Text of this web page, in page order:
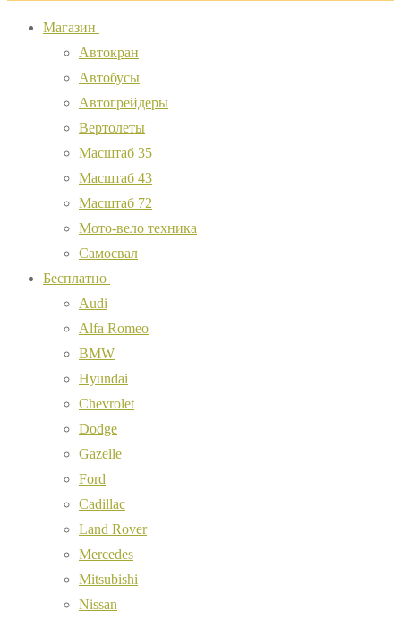
Магазин
Автокран
Автобусы
Автогрейдеры
Вертолеты
Масштаб 35
Масштаб 43
Масштаб 72
Мото-вело техника
Самосвал
Бесплатно
Audi
Alfa Romeo
BMW
Hyundai
Chevrolet
Dodge
Gazelle
Ford
Cadillac
Land Rover
Mercedes
Mitsubishi
Nissan